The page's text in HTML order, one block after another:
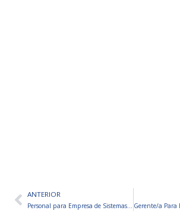
AntANTERIOR
Personal para Empresa de Sistemas de Seguridad